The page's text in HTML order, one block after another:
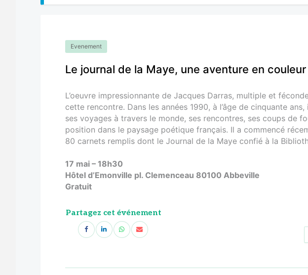
Evenement
Le journal de la Maye, une aventure en couleur
L’oeuvre impressionnante de Jacques Darras, multiple et
cette rencontre. Dans les années 1990, à l’âge de cinquante
ses voyages à travers le monde, ses rencontres, ses coups de
position dans le paysage poétique français. Il a commencé
80 carnets remplis dont le Journal de la Maye confié à la
17 mai – 18h30
Hôtel d’Emonville pl. Clemenceau 80100 Abbeville
Gratuit
Partagez cet événement